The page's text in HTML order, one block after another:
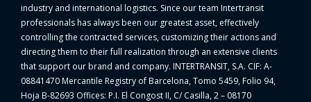
industry and international logistics. Since our team Intertransit
professionals has always been our greatest asset, effectively
controlling the contracted services, customizing their actions and
directing them to their full realization through an extensive clients
that support our brand and company. INTERTRANSIT, S.A. CIF: A-
08841470 Mercantile Registry of Barcelona, Tomo 5459, Folio 94,
Hoja B-82693 Offices: P.I. El Congost II, C/ Casilla, 2 – 08170